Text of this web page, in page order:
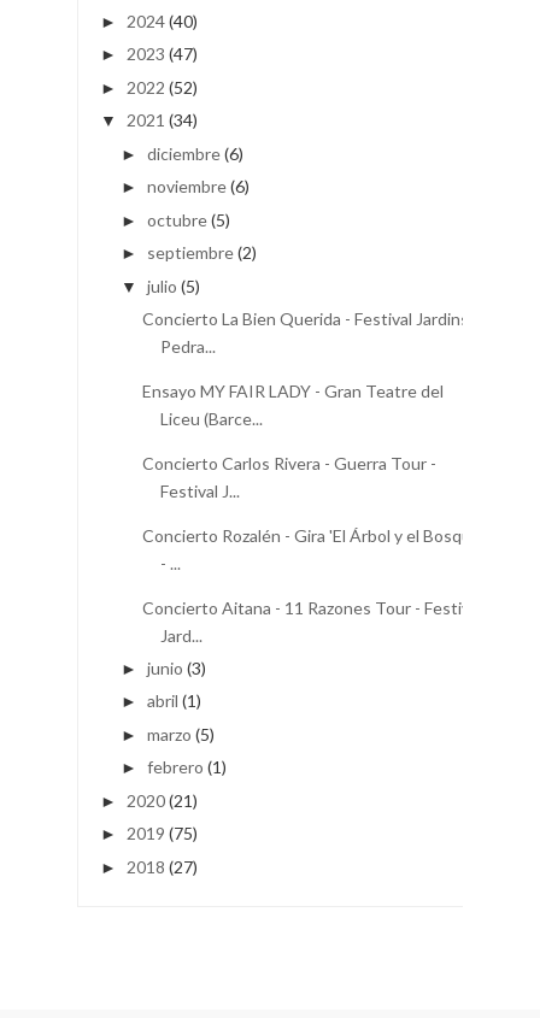
► 2024(40)
► 2023 (47)
► 2022 (52)
▼ 2021 (34)
► diciembre(6)
► noviembre(6)
► octubre(5)
► septiembre(2)
▼ julio (5)
Concierto La Bien Querida - Festival Jardins
Pedra...
Ensayo MY FAIR LADY - Gran Teatre del
Liceu (Barce...
Concierto Carlos Rivera - Guerra Tour -
Festival J...
Concierto Rozalén - Gira 'El Árbol y el Bosque'
- ...
Concierto Aitana - 11 Razones Tour - Festival
Jard...
► junio (3)
► abril (1)
► marzo (5)
► febrero (1)
► 2020(21)
► 2019 (75)
► 2018 (27)